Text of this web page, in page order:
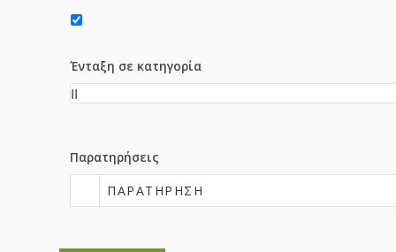
Ένταξη σε κατηγορία
Παρατηρήσεις
ΠΑΡΑΤΉΡΗΣΗ